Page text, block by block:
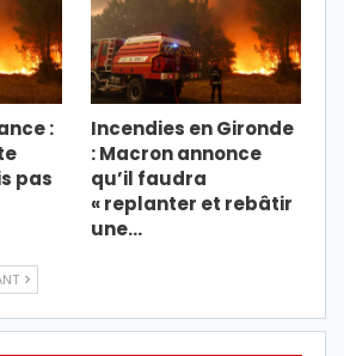
:
pas
Incendies en Gironde
: Macron annonce
qu’il faudra
« replanter et rebâtir
une…